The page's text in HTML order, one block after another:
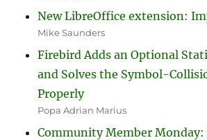
New LibreOffice extension:
Mike Saunders
Firebird Adds an Optional
and Solves the Symbol-
Properly
Popa Adrian Marius
Community Member